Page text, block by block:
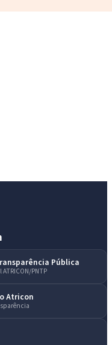
Pública
PNTP
Atricon